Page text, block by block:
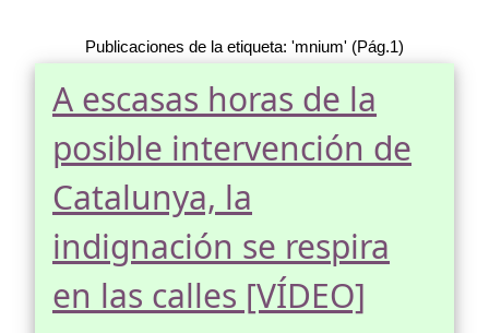
Publicaciones de la etiqueta: 'mnium' (Pág.1)
A escasas horas de la
posible intervención de
Catalunya, la
indignación se respira
en las calles [VÍDEO]